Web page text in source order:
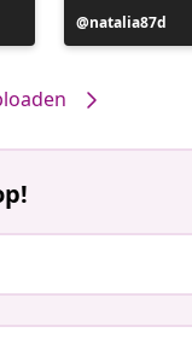
Bericht
gepubliceerd
natalia87d